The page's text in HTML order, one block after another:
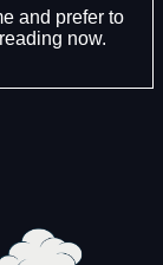
and prefer to
now.